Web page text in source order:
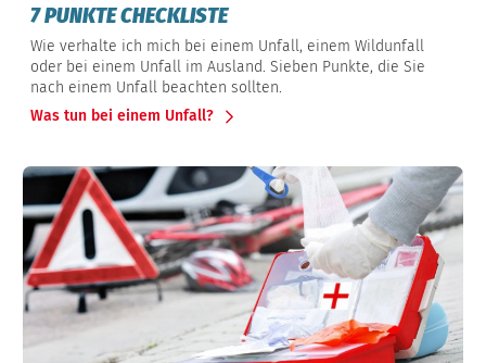
7 PUNKTE CHECKLISTE
Wie verhalte ich mich bei einem Unfall, einem Wildunfall
oder bei einem Unfall im Ausland. Sieben Punkte, die Sie
nach einem Unfall beachten sollten.
Was tun bei einem Unfall?